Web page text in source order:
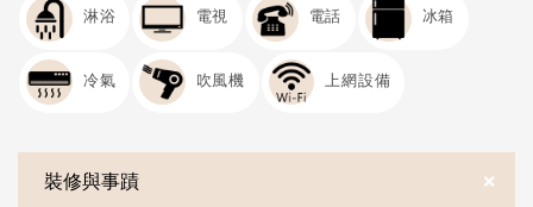
淋浴 電視 電話 冰箱
冷氣 吹風機 上網設備
裝修與事蹟 ＋